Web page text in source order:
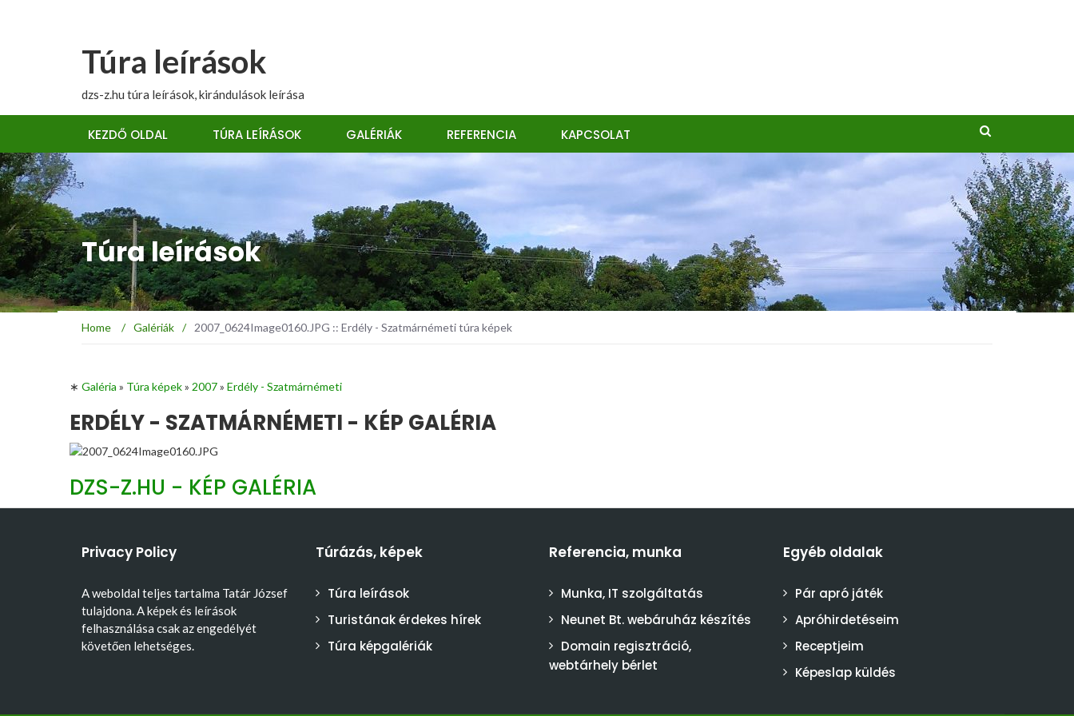
Túra leírások
dzs-z.hu túra leírások, kirándulások leírása
KEZDŐ OLDAL TÚRA LEÍRÁSOK GALÉRIÁK REFERENCIA KAPCSOLAT
Túra leírások
Home / Galériák / 2007_0624Image0160.JPG :: Erdély - Szatmárnémeti túra képek
∗ Galéria » Túra képek» 2007» Erdély - Szatmárnémeti
ERDÉLY - SZATMÁRNÉMETI - KÉP GALÉRIA
DZS-Z.HU - KÉP GALÉRIA
Privacy Policy
A weboldal teljes tartalma Tatár József
tulajdona. A képek és leírások
felhasználása csak az engedélyét
követően lehetséges.
Túrázás, képek
Túra leírások
Turistának érdekes hírek
Túra képgalériák
Referencia, munka
Munka, IT szolgáltatás
Neunet Bt. webáruház készítés
Domain regisztráció,
webtárhely bérlet
Egyéb oldalak
Pár apró játék
Apróhirdetéseim
Receptjeim
Képeslap küldés